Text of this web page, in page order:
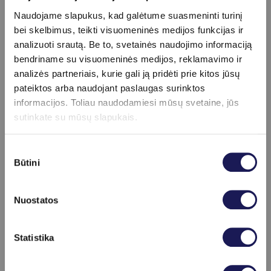
Naudojame slapukus, kad galėtume suasmeninti turinį
bei skelbimus, teikti visuomeninės medijos funkcijas ir
analizuoti srautą. Be to, svetainės naudojimo informaciją
bendriname su visuomeninės medijos, reklamavimo ir
analizės partneriais, kurie gali ją pridėti prie kitos jūsų
pateiktos arba naudojant paslaugas surinktos
informacijos. Toliau naudodamiesi mūsų svetaine, jūs
sutinkate su mūsų slapukais.
pasirinkimas
Būtini
Nuostatos
Statistika
Apie procedūrą
info
Pasiruošimas
Rekomenduojama 2 val. prieš tyrimą
nesišlapinti.
Neisseria gonorrheae (PGR)
99 €
4-ių lytiškai plintančių sukėlėjų nustatymas (PGR) 49 €
7-ių lytiškai plintančių sukėlėjų nustatymas (PGR) 85 €